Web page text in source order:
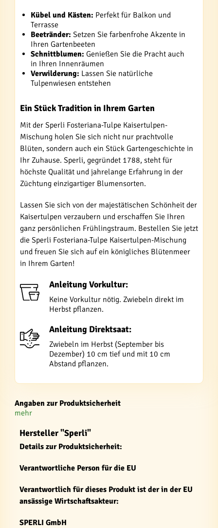
Kübel und Kästen: Perfekt für Balkon und
Terrasse
Beetränder: Setzen Sie farbenfrohe Akzente in
Ihren Gartenbeeten
Schnittblumen: Genießen Sie die Pracht auch
in Ihren Innenräumen
Verwilderung: Lassen Sie natürliche
Tulpenwiesen entstehen
Ein Stück Tradition in Ihrem Garten
Mit der Sperli Fosteriana-Tulpe Kaisertulpen-
Mischung holen Sie sich nicht nur prachtvolle
Blüten, sondern auch ein Stück Gartengeschichte in
Ihr Zuhause. Sperli, gegründet 1788, steht für
höchste Qualität und jahrelange Erfahrung in der
Züchtung einzigartiger Blumensorten.
Lassen Sie sich von der majestätischen Schönheit der
Kaisertulpen verzaubern und erschaffen Sie Ihren
ganz persönlichen Frühlingstraum. Bestellen Sie jetzt
die Sperli Fosteriana-Tulpe Kaisertulpen-Mischung
und freuen Sie sich auf ein königliches Blütenmeer
in Ihrem Garten!
Anleitung Vorkultur:
Keine Vorkultur nötig. Zwiebeln direkt im
Herbst pflanzen.
Anleitung Direktsaat:
Zwiebeln im Herbst (September bis
Dezember) 10 cm tief und mit 10 cm
Abstand pflanzen.
Angaben zur Produktsicherheit
mehr
Hersteller "Sperli"
Details zur Produktsicherheit:
Verantwortliche Person für die EU
Verantwortlich für dieses Produkt ist der in der EU
ansässige Wirtschaftsakteur:
SPERLI GmbH